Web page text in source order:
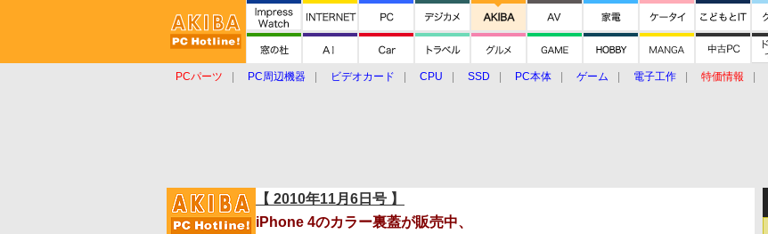
PCパーツ PC周辺機器 ビデオカード CPU SSD PC本体 ゲーム 電子工作 特価情報
【 2010年11月6日号 】
iPhone 4のカラー裏蓋が販売中、